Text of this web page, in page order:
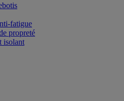
fatigue
propreté
isolant